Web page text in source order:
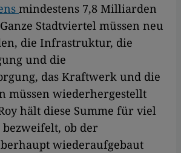
mindestens 7,8 Milliarden
Stadtviertel müssen neu
die Infrastruktur, die
und die
das Kraftwerk und die
müssen wiederhergestellt
hält diese Summe für viel
ob der
wiederaufgebaut